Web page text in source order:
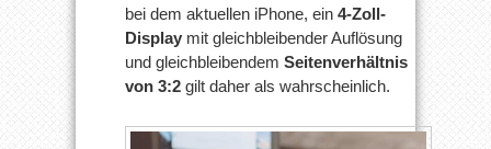
bei dem aktuellen iPhone, ein 4-Zoll-
Display mit gleichbleibender Auflösung
und gleichbleibendem Seitenverhältnis
von 3:2 gilt daher als wahrscheinlich.